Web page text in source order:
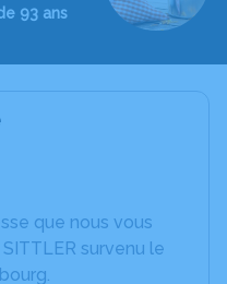
93 ans
que nous vous
survenu le